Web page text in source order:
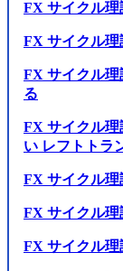
FX サイクル
FX サイクル
FX サイクル
る
FX サイクル
い レフトトラ
FX サイクル
FX サイクル
FX サイクル